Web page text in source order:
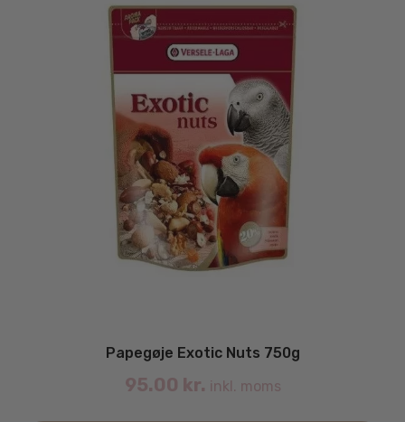
Papegøje Exotic Nuts 750g
95.00 kr. inkl. moms